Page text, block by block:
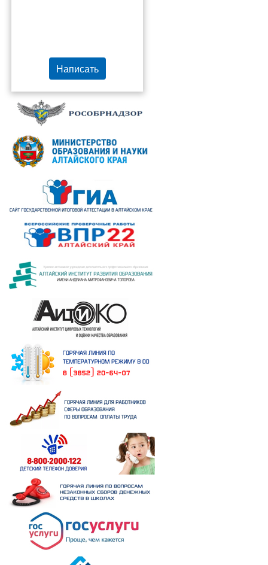
Написать